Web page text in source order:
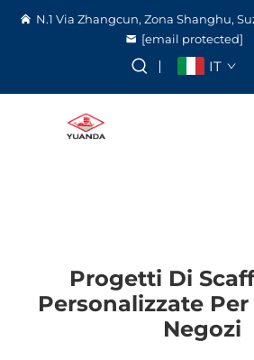
N.1 Via Zhangcun, Zona Shanghu,
[email protected]
IT
Progetti Di
Personalizzate
Negozi